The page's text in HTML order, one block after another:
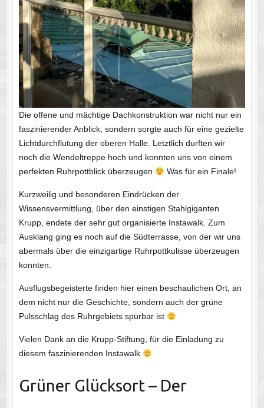
Die offene und mächtige Dachkonstruktion war nicht nur ein
faszinierender Anblick, sondern sorgte auch für eine gezielte
Lichtdurchflutung der oberen Halle. Letztlich durften wir
noch die Wendeltreppe hoch und konnten uns von einem
perfekten Ruhrpottblick überzeugen
Was für ein Finale!
Kurzweilig und besonderen Eindrücken der
Wissensvermittlung, über den einstigen Stahlgiganten
Krupp, endete der sehr gut organisierte Instawalk. Zum
Ausklang ging es noch auf die Südterrasse, von der wir uns
abermals über die einzigartige Ruhrpottkulisse überzeugen
konnten.
Ausflugsbegeisterte finden hier einen beschaulichen Ort, an
dem nicht nur die Geschichte, sondern auch der grüne
Pulsschlag des Ruhrgebiets spürbar ist
Vielen Dank an die Krupp-Stiftung, für die Einladung zu
diesem faszinierenden Instawalk
Grüner Glücksort – Der